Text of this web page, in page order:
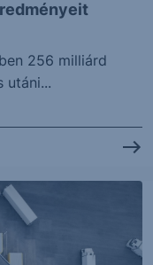
256 milliárd
utáni...